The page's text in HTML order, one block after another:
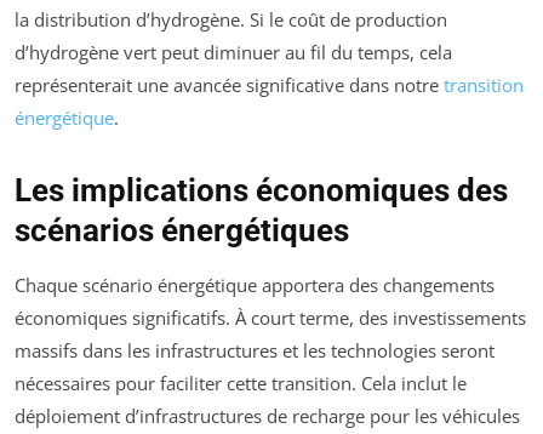
la distribution d’hydrogène. Si le coût de production
d’hydrogène vert peut diminuer au fil du temps, cela
représenterait une avancée significative dans notre transition
énergétique.
Les implications économiques des
scénarios énergétiques
Chaque scénario énergétique apportera des changements
économiques significatifs. À court terme, des investissements
massifs dans les infrastructures et les technologies seront
nécessaires pour faciliter cette transition. Cela inclut le
déploiement d’infrastructures de recharge pour les véhicules